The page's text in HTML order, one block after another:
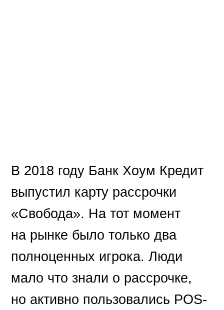
В 2018 году Банк Хоум Кредит
выпустил карту рассрочки
«Свобода». На тот момент
на рынке было только два
полноценных игрока. Люди
мало что знали о рассрочке,
но активно пользовались POS-